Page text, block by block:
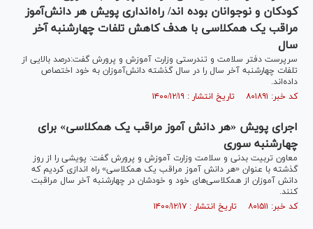
کودکان و نوجوانان بوده اند/ راه‌انداری پویش هر دانش‌آموز
مراقب یک همکلاسی با هدف کاهش تلفات چهارشنبه آخر
سال
سرپرست دفتر سلامت و تندرستی وزارت آموزش و پرورش گفت:درصد بالایی از
تلفات چهارشنبه آخر سال را در سال گذشته دانش‌آموزان به خود اختصاص
داده‌اند.
کد خبر: ۸۰۱۸۹۱ تاریخ انتشار : ۱۴۰۰/۱۲/۱۹
اجرای پویش «هر دانش آموز مراقب یک همکلاسی» برای
چهارشنبه سوری
معاون تربیت بدنی و سلامت وزارت آموزش و پرورش گفت: پویشی را از روز
گذشته با عنوان «هر دانش آموز مراقب یک همکلاسی» راه اندازی کردیم که
دانش آموزان از همکلاسی‌های خود و خودشان در چهارشنبه آخر سال مراقبت
کنند.
کد خبر: ۸۰۱۵۱۱ تاریخ انتشار : ۱۴۰۰/۱۲/۱۷